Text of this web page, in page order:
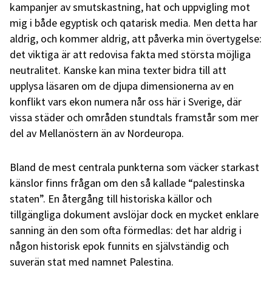
kampanjer av smutskastning, hat och uppvigling mot
mig i både egyptisk och qatarisk media. Men detta har
aldrig, och kommer aldrig, att påverka min övertygelse:
det viktiga är att redovisa fakta med största möjliga
neutralitet. Kanske kan mina texter bidra till att
upplysa läsaren om de djupa dimensionerna av en
konflikt vars ekon numera når oss här i Sverige, där
vissa städer och områden stundtals framstår som mer
del av Mellanöstern än av Nordeuropa.
Bland de mest centrala punkterna som väcker starkast
känslor finns frågan om den så kallade “palestinska
staten”. En återgång till historiska källor och
tillgängliga dokument avslöjar dock en mycket enklare
sanning än den som ofta förmedlas: det har aldrig i
någon historisk epok funnits en självständig och
suverän stat med namnet Palestina.